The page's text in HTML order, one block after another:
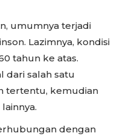
umumnya terjadi
Lazimnya, kondisi
tahun ke atas.
dari salah satu
tertentu, kemudian
dengan